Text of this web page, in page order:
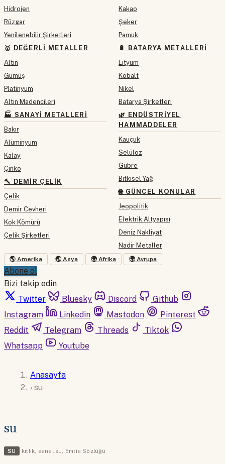
Hidrojen
Rüzgar
Yenilenebilir Şirketleri
🥇 DEĞERLI METALLER
Altın
Gümüş
Platinyum
Altın Madencileri
🏭 SANAYI METALLERI
Bakır
Alüminyum
Kalay
Çinko
🔨 DEMIR ÇELIK
Çelik
Demir Cevheri
Kok Kömürü
Çelik Şirketleri
Kakao
Şeker
Pamuk
🔋 BATARYA METALLERI
Lityum
Kobalt
Nikel
Batarya Şirketleri
🌿 ENDÜSTRIYEL
HAMMADDELER
Kauçuk
Selüloz
Gübre
Bitkisel Yağ
🌐 GÜNCEL KONULAR
Jeopolitik
Elektrik Altyapısı
Deniz Nakliyat
Nadir Metaller
🌎 Amerika 🌏 Asya 🌍 Afrika 🌍 Avrupa
Abone ol
Bizi takip edin
Twitter
Bluesky Discord
Github
Instagram
Linkedin Mastodon
Pinterest
Reddit
Telegram Threads
Tiktok
Whatsapp
Youtube
Anasayfa
› su
su
SU kıtlık, sanal su, Emtia Sözlüğü